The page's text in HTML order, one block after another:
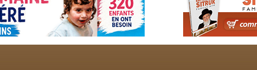
sur WhatsApp
une bénédiction